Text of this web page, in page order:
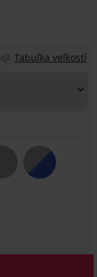
Tabuľka veľkostí